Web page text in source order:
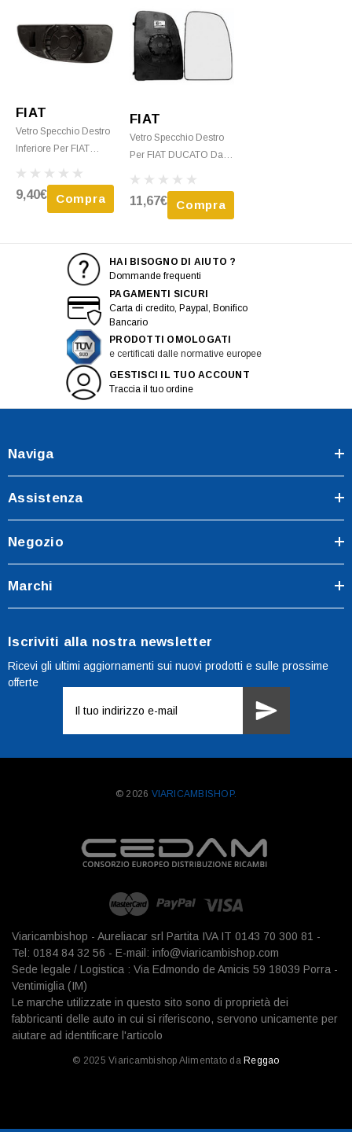
FIAT
Vetro Specchio Destro
Inferiore Per FIAT
Con Piastra Nuovo
9,40€ Compra
FIAT
Vetro Specchio Destro
Per FIAT DUCATO Dal
Piastra Nuovo
11,67€ Compra
HAI BISOGNO DI AIUTO ?
Dommande frequenti
PAGAMENTI SICURI
Carta di credito, Paypal, Bonifico
Bancario
PRODOTTI OMOLOGATI
e certificati dalle normative europee
GESTISCI IL TUO ACCOUNT
Traccia il tuo ordine
Naviga
Assistenza
Negozio
Marchi
Iscriviti alla nostra newsletter
Ricevi gli ultimi aggiornamenti sui nuovi prodotti e sulle prossime
offerte
mail
© 2026 VIARICAMBISHOP.
Viaricambishop - Aureliacar srl Partita IVA IT 0143 70 300 81 -
Tel: 0184 84 32 56 - E-mail: info@viaricambishop.com
Sede legale / Logistica : Via Edmondo de Amicis 59 18039 Porra -
Ventimiglia (IM)
Le marche utilizzate in questo sito sono di proprietà dei
fabbricanti delle auto in cui si riferiscono, servono unicamente per
aiutare ad identificare l'articolo
© 2025 Viaricambishop Alimentato da Reggao